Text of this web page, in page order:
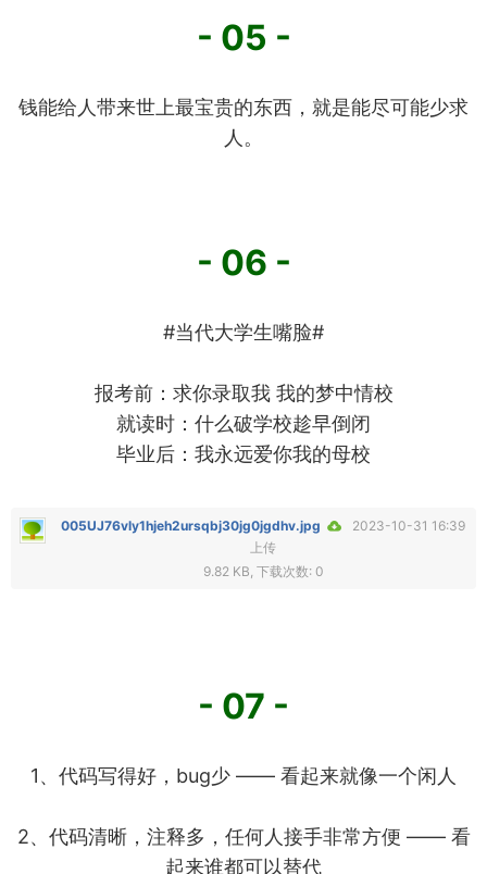
- 05 -
钱能给人带来世上最宝贵的东西，就是能尽可能少求
人。
- 06 -
#当代大学生嘴脸#
报考前：求你录取我 我的梦中情校
就读时：什么破学校趁早倒闭
毕业后：我永远爱你我的母校
005UJ76vly1hjeh2ursqbj30jg0jgdhv.jpg
2023-10-31 16:39
上传
9.82 KB, 下载次数: 0
- 07 -
1、代码写得好，bug少 —— 看起来就像一个闲人
2、代码清晰，注释多，任何人接手非常方便 —— 看
起来谁都可以替代